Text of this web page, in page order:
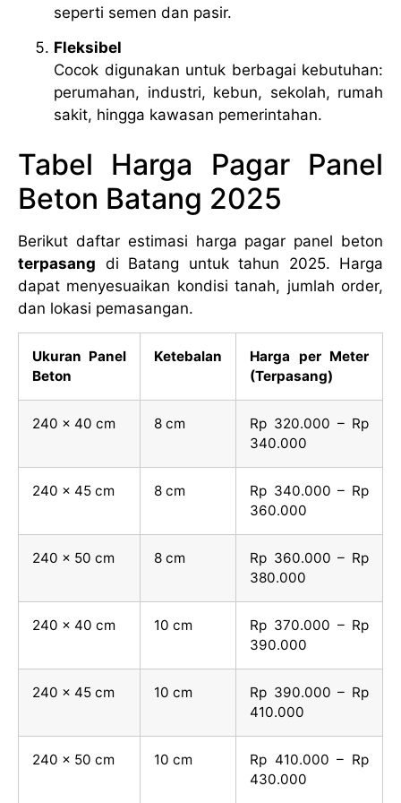
seperti semen dan pasir.
Fleksibel
Cocok digunakan untuk berbagai kebutuhan:
perumahan, industri, kebun, sekolah, rumah
sakit, hingga kawasan pemerintahan.
Tabel Harga Pagar Panel
Beton Batang 2025
Berikut daftar estimasi harga pagar panel beton
terpasang di Batang untuk tahun 2025. Harga
dapat menyesuaikan kondisi tanah, jumlah order,
dan lokasi pemasangan.
Ukuran Panel
Beton
Ketebalan
Harga per Meter
(Terpasang)
240 x 40 cm 8 cm
Rp 320.000 – Rp
340.000
240 x 45 cm 8 cm
Rp 340.000 – Rp
360.000
240 x 50 cm 8 cm
Rp 360.000 – Rp
380.000
240 x 40 cm 10 cm
Rp 370.000 – Rp
390.000
240 x 45 cm 10 cm
Rp 390.000 – Rp
410.000
240 x 50 cm 10 cm
Rp 410.000 – Rp
430.000